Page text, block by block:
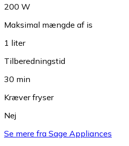
200 W
Maksimal mængde af is
1 liter
Tilberedningstid
30 min
Kræver fryser
Nej
Se mere fra Sage Appliances